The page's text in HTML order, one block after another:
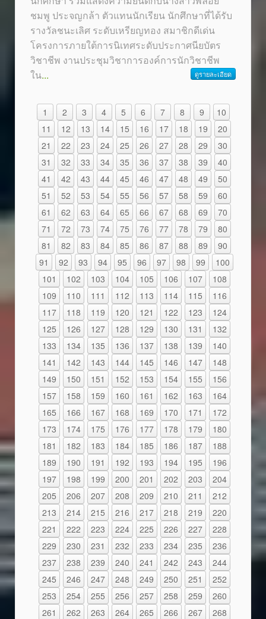
ชมพู ประจญกล้า ตัวแทนนักเรียน นักศึกษาที่ได้รับ
รางวัลชนะเลิศ ระดับเหรียญทอง สมาชิกดีเด่น
โครงการภายใต้การนิเทศระดับประกาศนียบัตร
วิชาชีพ งานประชุมวิชาการองค์การนักวิชาชีพ
ใน... ดูรายละเอียด
1 2 3 4 5 6 7 8 9
10
11
12 13 14 15 16 17 18 19
20
21
22 23 24 25 26 27 28 29
30
31
32 33 34 35 36 37 38 39
40
41
42 43 44 45 46 47 48 49
50
51
52 53 54 55 56 57 58 59
60
61
62 63 64 65 66 67 68 69
70
71
72 73 74 75 76 77 78 79
80
81
82 83 84 85 86 87 88 89
90
91
92 93 94 95 96 97 98 99
100
101
102 103 104 105 106 107
108
109
110 111 112 113 114 115
116
117
118 119 120 121 122 123
124
125
126 127 128 129 130 131
132
133
134 135 136 137 138 139
140
141
142 143 144 145 146 147
148
149
150 151 152 153 154 155
156
157
158 159 160 161 162 163
164
165
166 167 168 169 170 171
172
173
174 175 176 177 178 179
180
181
182 183 184 185 186 187
188
189
190 191 192 193 194 195
196
197
198 199 200 201 202 203
204
205
206 207 208 209 210 211
212
213
214 215 216 217 218 219
220
221
222 223 224 225 226 227
228
229
230 231 232 233 234 235
236
237
238 239 240 241 242 243
244
245
246 247 248 249 250 251
252
253
254 255 256 257 258 259
260
261
262 263 264 265 266 267
268